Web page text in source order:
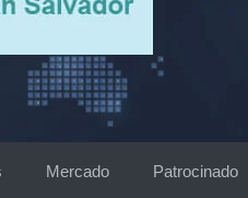
Mercado Patrocinado